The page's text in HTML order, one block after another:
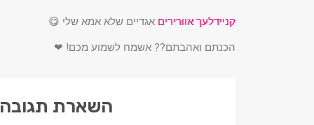
קניידלעך אוורירים אגדיים שלא אמא שלי 😋
הכנתם ואהבתם?? אשמח לשמוע מכם! ❤
השארת תגובה